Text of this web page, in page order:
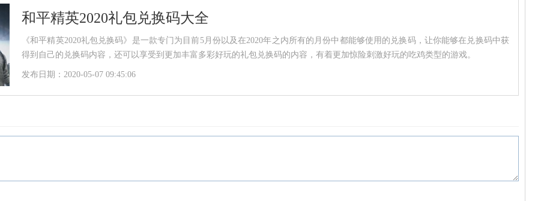
和平精英2020礼包兑换码大全
《和平精英2020礼包兑换码》是一款专门为目前5月份以及在2020年之内所有的月份中都能够使用的兑换码，让你能够在兑换码中获
得到自己的兑换码内容，还可以享受到更加丰富多彩好玩的礼包兑换码的内容，有着更加惊险刺激好玩的吃鸡类型的游戏。
发布日期：2020-05-07 09:45:06